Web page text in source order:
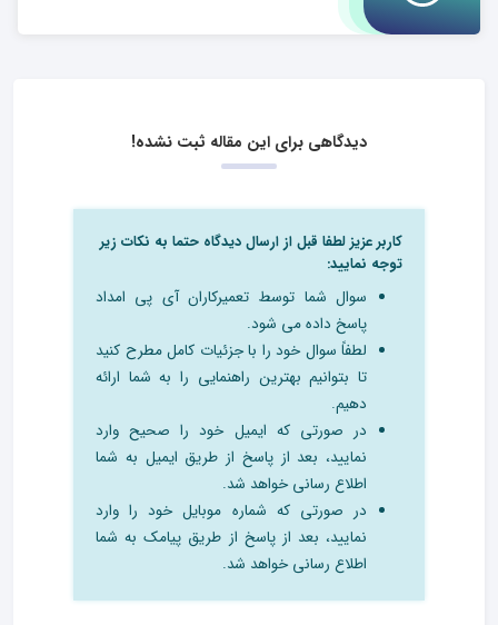
دیدگاهی برای این مقاله ثبت نشده!
کاربر عزیز لطفا قبل از ارسال دیدگاه حتما به نکات زیر
توجه نمایید:
سوال شما توسط تعمیرکاران آی پی امداد
پاسخ داده می شود.
لطفاً سوال خود را با جزئیات کامل مطرح کنید
تا بتوانیم بهترین راهنمایی را به شما ارائه
دهیم.
در صورتی که ایمیل خود را صحیح وارد
نمایید، بعد از پاسخ از طریق ایمیل به شما
اطلاع رسانی خواهد شد.
در صورتی که شماره موبایل خود را وارد
نمایید، بعد از پاسخ از طریق پیامک به شما
اطلاع رسانی خواهد شد.